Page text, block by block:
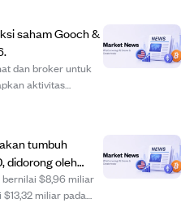
saham Gooch &
dan broker untuk
aktivitas
Bank membeli
tumbuh
didorong oleh
bernilai $8,96 miliar
miliar pada
7%.